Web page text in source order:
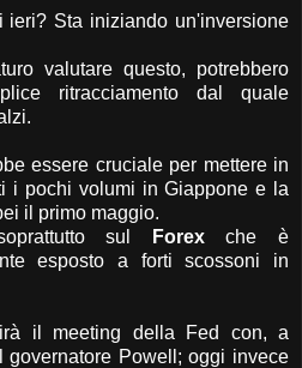
Sta iniziando un'inversione
valutare questo, potrebbero
ritracciamento dal quale
essere cruciale per mettere in
i pochi volumi in Giappone e la
il primo maggio.
sul
Forexche è
esposto a forti scossoni in
il meeting della Fed con, a
governatore Powell; oggi invece